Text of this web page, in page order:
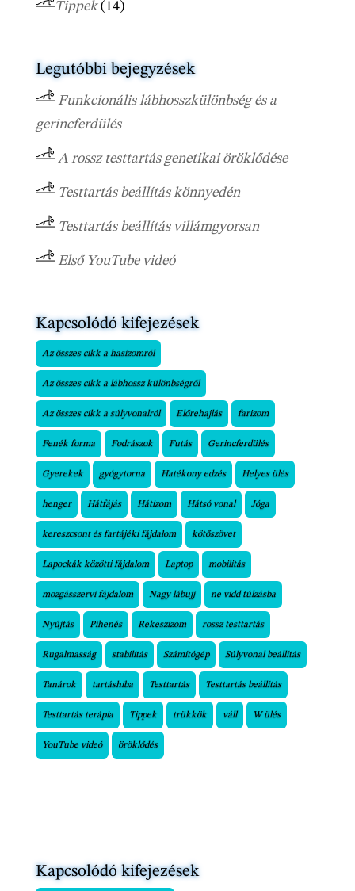
Tippek(14)
Legutóbbi bejegyzések
Funkcionális lábhosszkülönbség és a
gerincferdülés
A rossz testtartás genetikai öröklődése
Testtartás beállítás könnyedén
Testtartás beállítás villámgyorsan
Első YouTube videó
Kapcsolódó kifejezések
Az összes cikk a hasizomról
Az összes cikk a lábhossz különbségről
Az összes cikk a súlyvonalról Előrehajlás farizom
Fenék forma Fodrászok Futás Gerincferdülés
Gyerekek gyógytorna Hatékony edzés Helyes ülés
henger Hátfájás Hátizom Hátsó vonal Jóga
kereszcsont és fartájéki fájdalom kötőszövet
Lapockák közötti fájdalom Laptop mobilitás
mozgásszervi fájdalom Nagy lábujj ne vidd túlzásba
Nyújtás Pihenés Rekeszizom rossz testtartás
Rugalmasság stabilitás Számítógép Súlyvonal beállítás
Tanárok tartáshiba Testtartás Testtartás beállítás
Testtartás terápia Tippek trükkök váll W ülés
YouTube videó öröklődés
Kapcsolódó kifejezések